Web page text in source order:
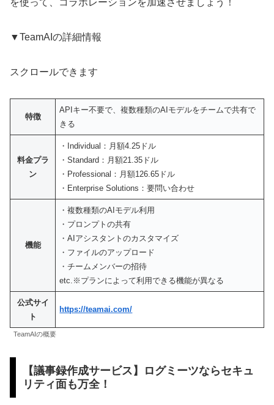
を使って、コラボレーションを加速させましょう！
▼TeamAIの詳細情報
スクロールできます
特徴
APIキー不要で、複数種類のAIモデルをチームで共有で
きる
料金プラ
ン
・Individual：月額4.25ドル
・Standard：月額21.35ドル
・Professional：月額126.65ドル
・Enterprise Solutions：要問い合わせ
機能
・複数種類のAIモデル利用
・プロンプトの共有
・AIアシスタントのカスタマイズ
・ファイルのアップロード
・チームメンバーの招待
etc.※プランによって利用できる機能が異なる
公式サイ
ト
https://teamai.com/
TeamAIの概要
【議事録作成サービス】ログミーツならセキュ
リティ面も万全！